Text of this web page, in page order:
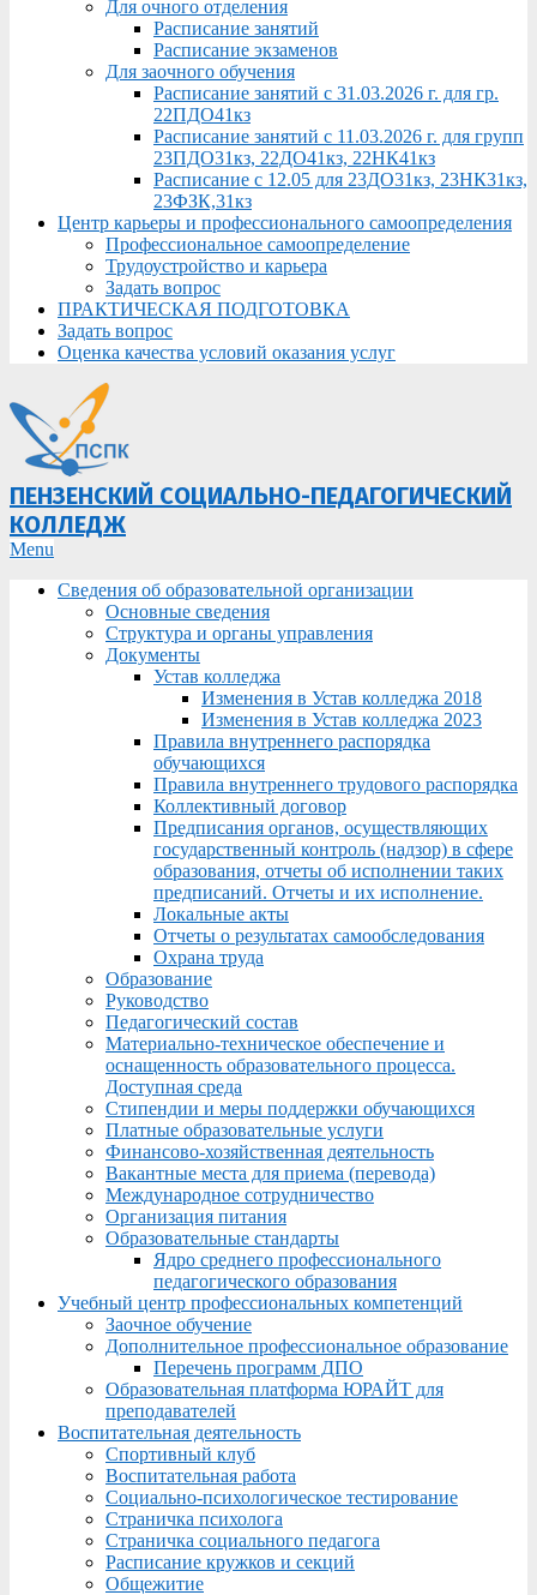
Для очного отделения
Расписание занятий
Расписание экзаменов
Для заочного обучения
Расписание занятий с 31.03.2026 г. для гр.
22ПДО41кз
Расписание занятий с 11.03.2026 г. для групп
23ПДО31кз, 22ДО41кз, 22НК41кз
Расписание с 12.05 для 23ДО31кз, 23НК31кз,
23ФЗК,31кз
Центр карьеры и профессионального самоопределения
Профессиональное самоопределение
Трудоустройство и карьера
Задать вопрос
ПРАКТИЧЕСКАЯ ПОДГОТОВКА
Задать вопрос
Оценка качества условий оказания услуг
ПЕНЗЕНСКИЙ СОЦИАЛЬНО-ПЕДАГОГИЧЕСКИЙ
КОЛЛЕДЖ
Primary
Menu
Menu
Сведения об образовательной организации
Основные сведения
Структура и органы управления
Документы
Устав колледжа
Изменения в Устав колледжа 2018
Изменения в Устав колледжа 2023
Правила внутреннего распорядка
обучающихся
Правила внутреннего трудового распорядка
Коллективный договор
Предписания органов, осуществляющих
государственный контроль (надзор) в сфере
образования, отчеты об исполнении таких
предписаний. Отчеты и их исполнение.
Локальные акты
Отчеты о результатах самообследования
Охрана труда
Образование
Руководство
Педагогический состав
Материально-техническое обеспечение и
оснащенность образовательного процесса.
Доступная среда
Стипендии и меры поддержки обучающихся
Платные образовательные услуги
Финансово-хозяйственная деятельность
Вакантные места для приема (перевода)
Международное сотрудничество
Организация питания
Образовательные стандарты
Ядро среднего профессионального
педагогического образования
Учебный центр профессиональных компетенций
Заочное обучение
Дополнительное профессиональное образование
Перечень программ ДПО
Образовательная платформа ЮРАЙТ для
преподавателей
Воспитательная деятельность
Спортивный клуб
Воспитательная работа
Социально-психологическое тестирование
Страничка психолога
Страничка социального педагога
Расписание кружков и секций
Общежитие